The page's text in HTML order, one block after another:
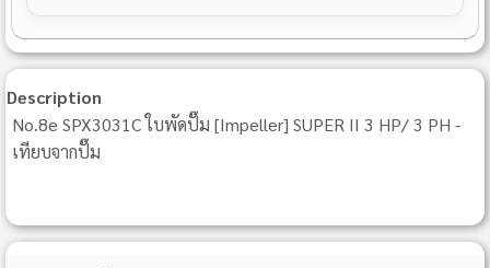
Description
No.8e SPX3031C ใบพัดปั๊ม [Impeller] SUPER II 3 HP/ 3 PH -
เทียบจากปั๊ม